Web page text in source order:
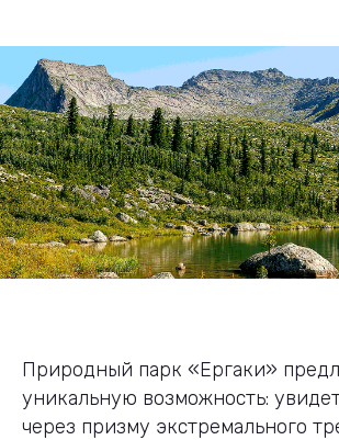
Природный парк «Ергаки»
уникальную возможность:
через призму экстремального